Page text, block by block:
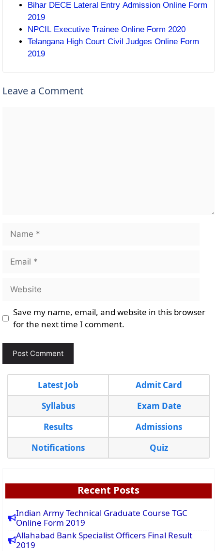
Bihar DECE Lateral Entry Admission Online Form
2019
NPCIL Executive Trainee Online Form 2020
Telangana High Court Civil Judges Online Form
2019
Leave a Comment
Name
Email
Website
Save my name, email, and website in this browser
for the next time I comment.
Latest Job
Admit Card
Syllabus
Exam Date
Results
Admissions
Notifications
Quiz
Recent Posts
Indian Army Technical Graduate Course TGC
Online Form 2019
Allahabad Bank Specialist Officers Final Result
2019